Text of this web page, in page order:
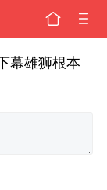
幕雄狮根本